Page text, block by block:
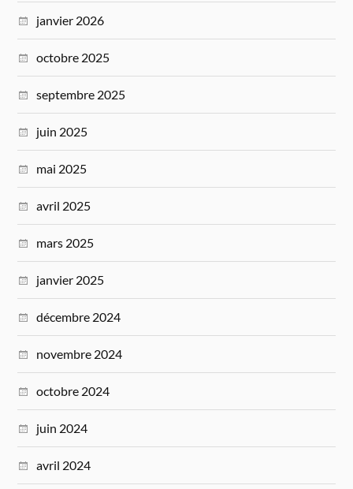
janvier 2026
octobre 2025
septembre 2025
juin 2025
mai 2025
avril 2025
mars 2025
janvier 2025
décembre 2024
novembre 2024
octobre 2024
juin 2024
avril 2024